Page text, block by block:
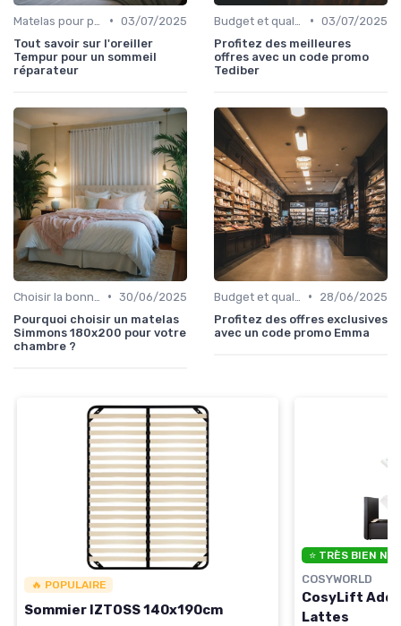
• 03/07/2025
Tout savoir sur l'oreiller
Tempur pour un sommeil
réparateur
• 03/07/2025
Profitez des meilleures
offres avec un code promo
Tediber
• 30/06/2025
Pourquoi choisir un matelas
Simmons 180x200 pour votre
chambre ?
•
28/06/2025
Profitez des offres exclusives
avec un code promo Emma
🔥 POPULAIRE
Sommier IZTOSS 140x190cm
⭐ TRÈS BIEN
COSYWORLD
CosyLift
Lattes